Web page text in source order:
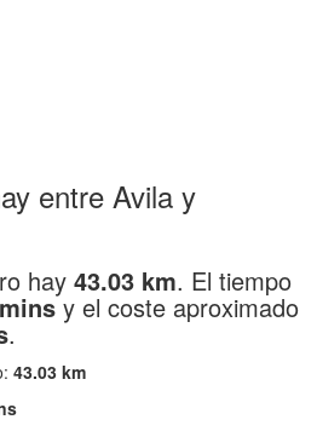
entre Avila y
hay 43.03 km. El tiempo
y el coste aproximado
.
43.03 km